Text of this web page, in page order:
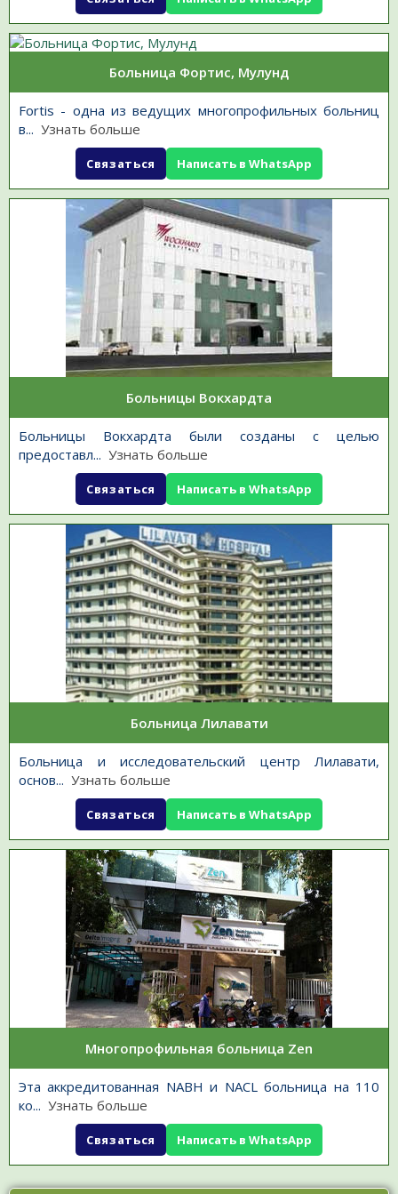
Больница Фортис, Мулунд
Fortis - одна из ведущих многопрофильных больниц
в... Узнать больше
Связаться Написать в WhatsApp
Больницы Вокхардта
Больницы Вокхардта были созданы с целью
предоставл... Узнать больше
Связаться Написать в WhatsApp
Больница Лилавати
Больница и исследовательский центр Лилавати,
основ... Узнать больше
Связаться Написать в WhatsApp
Многопрофильная больница Zen
Эта аккредитованная NABH и NACL больница на 110
ко... Узнать больше
Связаться Написать в WhatsApp